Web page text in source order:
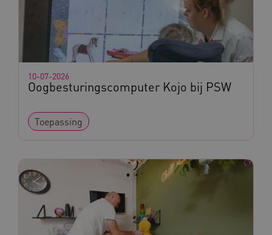
Oogbesturingscomputer Kojo bij PSW
10-07-2026
Toepassing